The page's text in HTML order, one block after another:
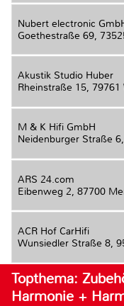
Nubert electronic
Goethestraße 69,
Akustik Studio Huber
Rheinstraße 15, 79761
M & K Hifi GmbH
Neidenburger Straße 6,
ARS 24.com
Eibenweg 2, 87700
ACR Hof CarHifi
Wunsiedler Straße 8,
Topthema:
Harmonie +